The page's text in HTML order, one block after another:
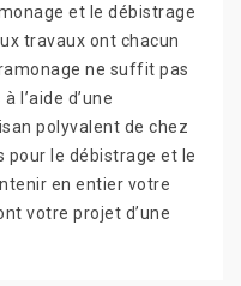
et le débistrage
travaux ont chacun
ne suffit pas
l’aide d’une
polyvalent de chez
pour le débistrage et le
en entier votre
votre projet d’une